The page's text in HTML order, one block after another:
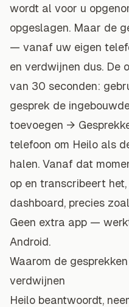
wordt al voor u
opgeslagen. Maar de
— vanaf uw eigen
en verdwijnen dus. De
van 30 seconden:
gesprek de
toevoegen →
telefoon om Heilo als
halen. Vanaf dat
op en transcribeert
dashboard, precies
Geen extra app —
Android.
Waarom de
verdwijnen
Heilo beantwoordt,